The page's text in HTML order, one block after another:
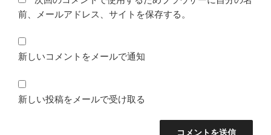
前、メールアドレス、サイトを保存する。
新しいコメントをメールで通知
新しい投稿をメールで受け取る